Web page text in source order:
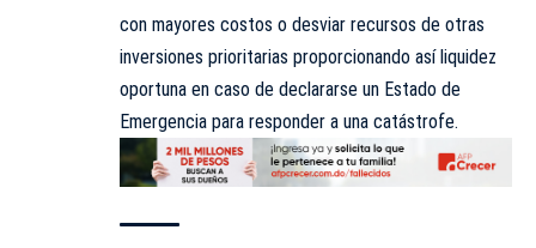
con mayores costos o desviar recursos de otras
inversiones prioritarias proporcionando así liquidez
oportuna en caso de declararse un Estado de
Emergencia para responder a una catástrofe.